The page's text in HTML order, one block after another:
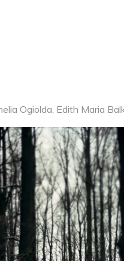
Ogiolda, Edith Maria